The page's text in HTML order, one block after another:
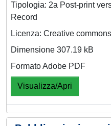
Tipologia: 2a Post-print
Record
Licenza: Creative commons
Dimensione 307.19 kB
Formato Adobe PDF
Visualizza/Apri